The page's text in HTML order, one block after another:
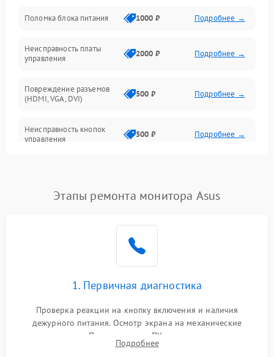
Механические повреждения
Поломка блока питания 1000 ₽ Подробнее →
Неисправность платы
управления
2000 ₽ Подробнее →
Повреждение разъемов
(HDMI, VGA, DVI)
500 ₽ Подробнее →
Неисправность кнопок
управления
500 ₽ Подробнее →
Повреждение кабеля
1000 ₽
Поломка системы
автоматического
1000 ₽ Подробнее →
Неисправность системы
1000 ₽
Этапы ремонта монитора Asus
1. Первичная диагностика
Проверка реакции на кнопку включения и наличия
дежурного питания. Осмотр экрана на механические
повреждения. Подключение к ПК для оценки вывода
изображения, работы подсветки и выявления артефактов на
Подробнее